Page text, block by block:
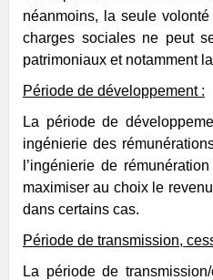
néanmoins, la seule volonté
charges sociales ne peut
patrimoniaux et notamment
Période de développement :
La période de
ingénierie des
l’ingénierie de
maximiser au choix le
dans certains cas.
Période de transmission,
La période de